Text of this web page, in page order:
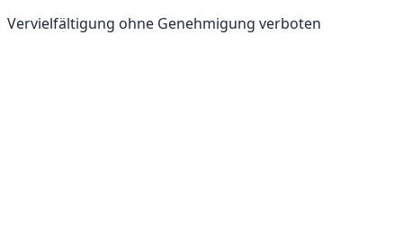
Vervielfältigung ohne Genehmigung verboten